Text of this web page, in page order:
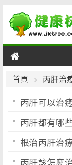
男性
女性
育兒
老人
首頁 丙肝治
丙肝可以治
丙肝都有哪
根治丙肝治
丙肝該怎麼